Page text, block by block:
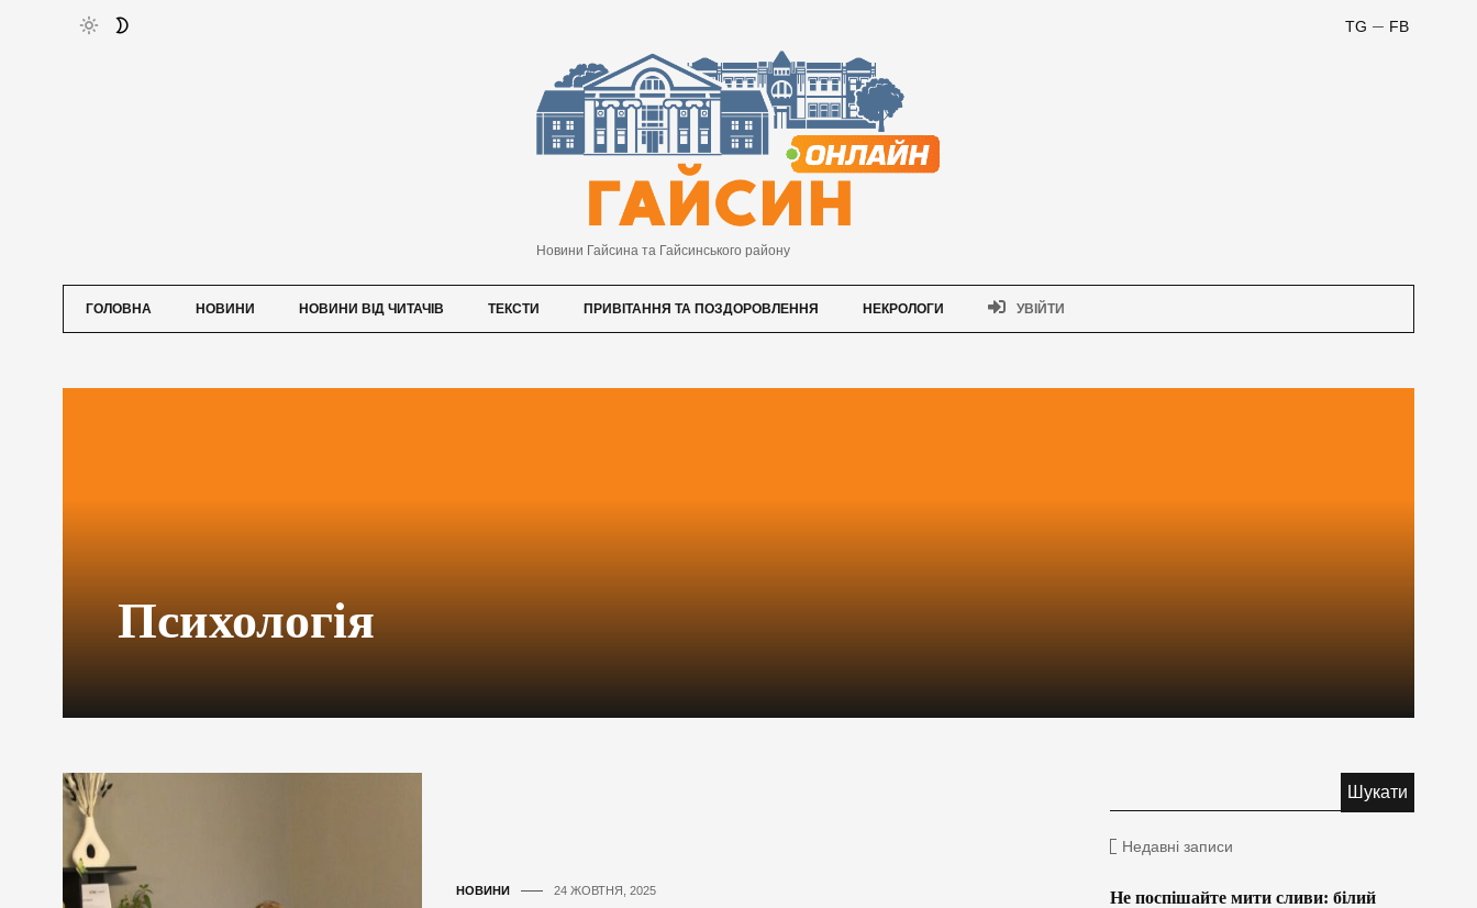
FB
TG
Новини Гайсина та Гайсинського району
ГОЛОВНА НОВИНИ НОВИНИ ВІД ЧИТАЧІВ ТЕКСТИ ПРИВІТАННЯ ТА ПОЗДОРОВЛЕННЯ НЕКРОЛОГИ УВІЙТИ
Психологія
НОВИНИ 24 ЖОВТНЯ, 2025
Недавні записи
Не поспішайте мити сливи: білий